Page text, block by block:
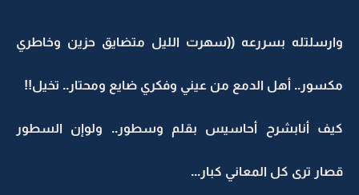
وارسلتله بسررعه ((سهرت الليل متضايق حزين وخاطري
مكسور.. أهل الدمع من عيني وفكري ضايع ومحتار.. تخيل!!
كيف أنابشرح أحاسيس بقلم وسطور.. ولوإن السطور
قصار ترى كل المعاني كبار...